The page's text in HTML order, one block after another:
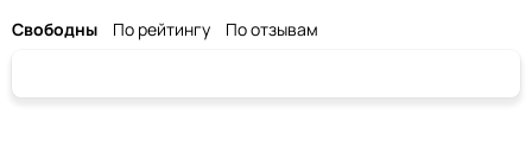
Свободны По рейтингу По отзывам